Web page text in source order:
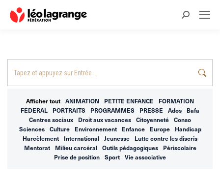
Recherche
Afficher tout ANIMATION PETITE ENFANCE
FORMATION
FEDERAL
PORTRAITS PROGRAMMES PRESSE Ados
Bafa
Centres sociaux
Droit aux vacances Citoyenneté
Conso
Sciences
Culture Environnement Enfance Europe
Handicap
Harcèlement
International Jeunesse
Lutte contre les discris
Mentorat
Milieu carcéral Outils pédagogiques
Périscolaire
Prise de position
Sport Vie associative